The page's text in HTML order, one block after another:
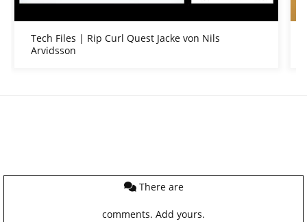
Tech Files | Rip Curl Quest Jacke von Nils
Arvidsson
There are
comments. Add yours.